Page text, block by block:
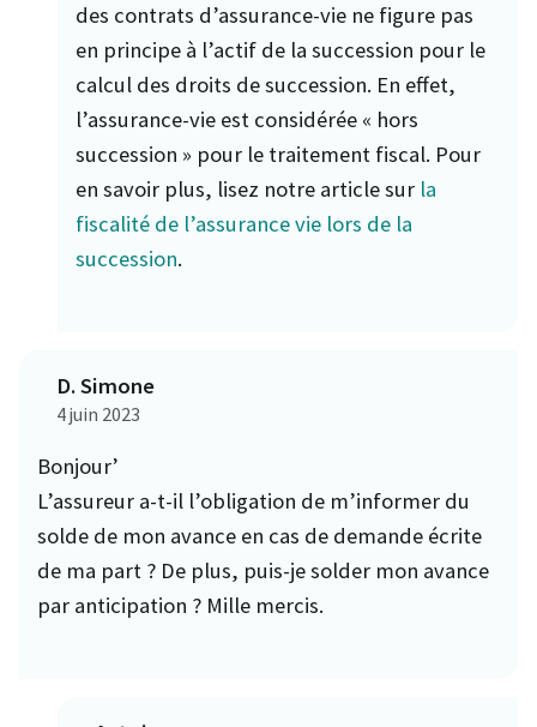
des contrats d’assurance-vie ne figure pas
en principe à l’actif de la succession pour le
calcul des droits de succession. En effet,
l’assurance-vie est considérée « hors
succession » pour le traitement fiscal. Pour
en savoir plus, lisez notre article sur la
fiscalité de l’assurance vie lors de la
succession.
D. Simone
4 juin 2023
Bonjour’
L’assureur a-t-il l’obligation de m’informer du
solde de mon avance en cas de demande écrite
de ma part ? De plus, puis-je solder mon avance
par anticipation ? Mille mercis.